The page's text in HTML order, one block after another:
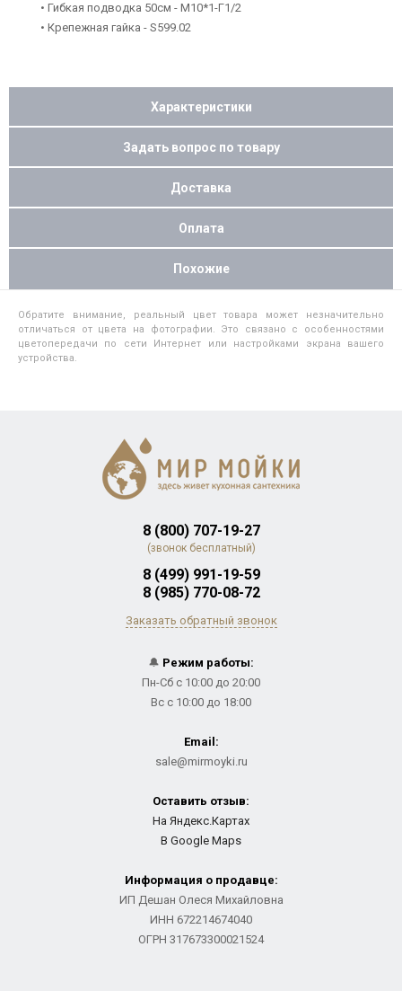
• Гибкая подводка 50см - M10*1-Г1/2
• Крепежная гайка - S599.02
Характеристики
Задать вопрос по товару
Доставка
Оплата
Похожие
Обратите внимание, реальный цвет товара может незначительно
отличаться от цвета на фотографии. Это связано с особенностями
цветопередачи по сети Интернет или настройками экрана вашего
устройства.
8 (800) 707-19-27
(звонок бесплатный)
8 (499) 991-19-59
8 (985) 770-08-72
Заказать обратный звонок
🔔 Режим работы:
Пн-Сб с 10:00 до 20:00
Вс с 10:00 до 18:00
Email:
sale@mirmoyki.ru
Оставить отзыв:
На Яндекс.Картах
В Google Maps
Информация о продавце:
ИП Дешан Олеся Михайловна
ИНН 672214674040
ОГРН 317673300021524